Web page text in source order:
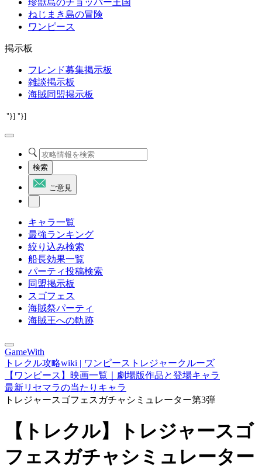
珍獣島のチョッパー王国
ねじまき島の冒険
ワンピース
掲示板
フレンド募集掲示板
雑談掲示板
海賊同盟掲示板
"}] "}]
検索
ご意見
キャラ一覧
最強ランキング
絞り込み検索
船長効果一覧
パーティ投稿検索
同盟掲示板
スゴフェス
海賊祭パーティ
海賊王への軌跡
GameWith
トレクル攻略wiki | ワンピーストレジャークルーズ
【ワンピース】映画一覧｜劇場版作品と登場キャラ
最新リセマラの当たりキャラ
トレジャースゴフェスガチャシミュレーター第3弾
【トレクル】トレジャースゴ
フェスガチャシミュレーター